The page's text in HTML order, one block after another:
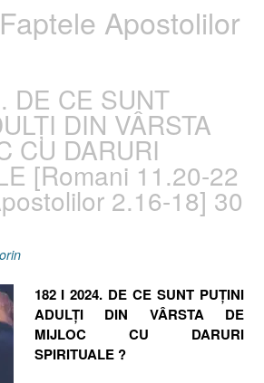
Faptele Apostolilor
DE CE SUNT
DIN VÂRSTA
CU DARURI
[Romani 11.20-22
2.16-18] 30
182 I 2024. DE CE SUNT PUȚINI
ADULȚI DIN VÂRSTA DE
MIJLOC CU DARURI
SPIRITUALE ?